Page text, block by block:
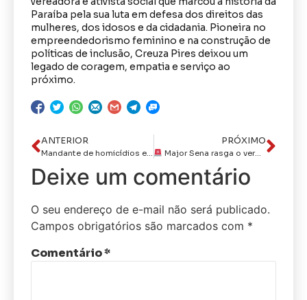
Paraíba pela sua luta em defesa dos direitos das
mulheres, dos idosos e da cidadania. Pioneira no
empreendedorismo feminino e na construção de
políticas de inclusão, Creuza Pires deixou um
legado de coragem, empatia e serviço ao
próximo.
ANTERIOR
Mandante de homicídios em Bayeux, Leidyana Barbosa de Andrade, é presa por policiais da 4ª CIPM
PRÓXIMO
Major Sena rasga o verbo e diz que não reconhece Cabo Gilberto e Delegado Válber Virgulino como representantes da segurança pública no Parlamento
Deixe um comentário
O seu endereço de e-mail não será publicado.
Campos obrigatórios são marcados com *
Comentário*